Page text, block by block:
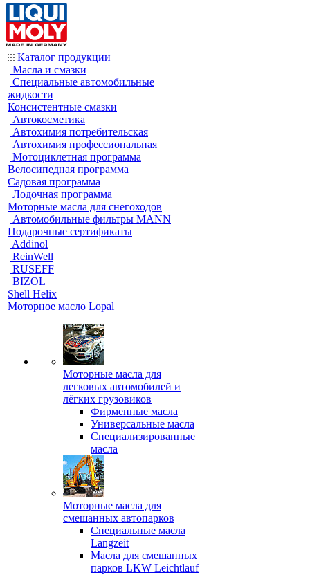
Каталог продукции
Масла и смазки
Специальные автомобильные
жидкости
Консистентные смазки
Автокосметика
Автохимия потребительская
Автохимия профессиональная
Мотоциклетная программа
Велосипедная программа
Садовая программа
Лодочная программа
Моторные масла для снегоходов
Автомобильные фильтры MANN
Подарочные сертификаты
Addinol
ReinWell
RUSEFF
BIZOL
Shell Helix
Моторное масло Lopal
Моторные масла для
легковых автомобилей и
лёгких грузовиков
Фирменные масла
Универсальные масла
Специализированные
масла
Моторные масла для
смешанных автопарков
Специальные масла
Langzeit
Масла для смешанных
парков LKW Leichtlauf